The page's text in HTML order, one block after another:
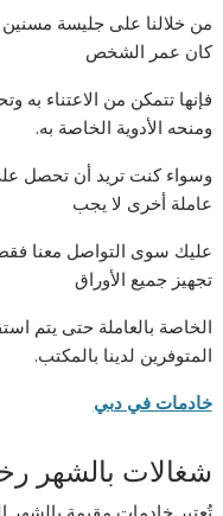
من خلالنا على جليسة مسنين
كان عمر الشخص
فإنها تتمكن من الاعتناء به
ومنحه الأدوية الخاصة به.
وسواء كنت تريد أن تحصل
عاملة أخرى لا يجب
عليك سوى التواصل معنا
تجهيز جميع الأوراق
الخاصة بالعاملة حتى يتم
المتوفرين لدينا بالمكتب.
خادمات في دبي
شغالات بالشهر
تُعتبر خادمات مقيمة بالشهر